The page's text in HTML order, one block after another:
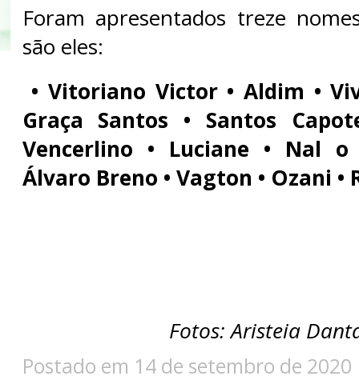
Foram apresentados treze
são eles:
• Vitoriano Victor • Aldim •
Graça Santos • Santos
Vencerlino • Luciane • Nal o
Álvaro Breno • Vagton • Ozani •
Fotos: Aristeia
Postado em 14 de setembro de 2020